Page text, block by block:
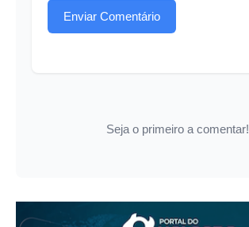
Enviar Comentário
Seja o primeiro a comentar!